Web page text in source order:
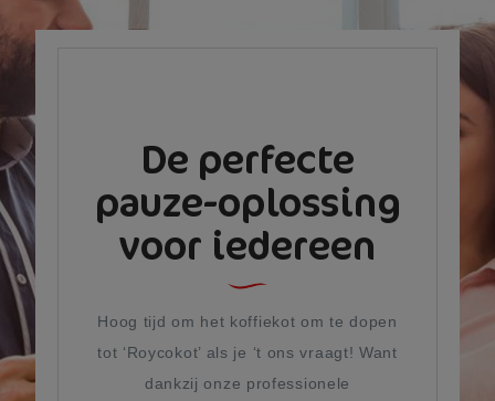
De perfecte
pauze-oplossing
voor iedereen
Hoog tijd om het koffiekot om te dopen
tot ‘Roycokot’ als je ‘t ons vraagt! Want
dankzij onze professionele